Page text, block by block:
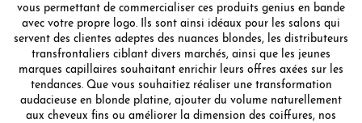
vous permettant de commercialiser ces produits genius en bande
avec votre propre logo. Ils sont ainsi idéaux pour les salons qui
servent des clientes adeptes des nuances blondes, les distributeurs
transfrontaliers ciblant divers marchés, ainsi que les jeunes
marques capillaires souhaitant enrichir leurs offres axées sur les
tendances. Que vous souhaitiez réaliser une transformation
audacieuse en blonde platine, ajouter du volume naturellement
aux cheveux fins ou améliorer la dimension des coiffures, nos